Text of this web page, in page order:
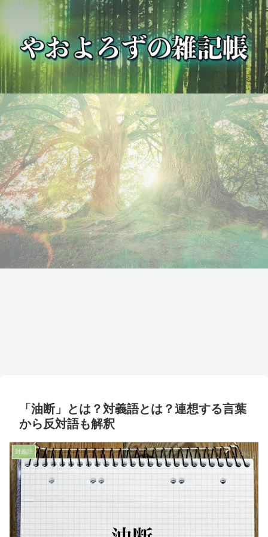
「油断」とは？対義語とは？連想する言葉
から反対語も解釈
対義語